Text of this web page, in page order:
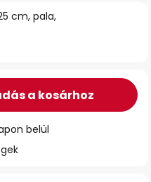
cm, pala,
a kosárhoz
belül